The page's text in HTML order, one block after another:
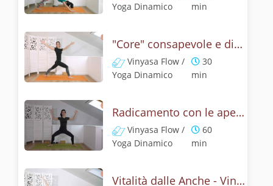
Yoga Dinamico
min
"Core" consapevole e dinamico - Vinyasa Yoga
Vinyasa Flow /
Yoga Dinamico
30
min
Radicamento con le aperture delle anche - Lezione Vinyasa Yoga
Vinyasa Flow /
Yoga Dinamico
60
min
Vitalità dalle Anche - Vinyasa Flow Yoga